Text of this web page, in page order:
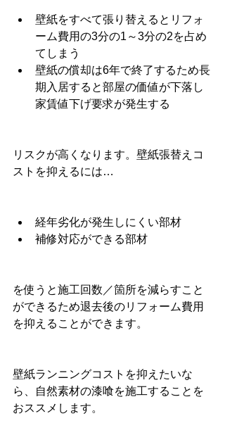
壁紙をすべて張り替えるとリフォ
ーム費用の3分の1～3分の2を占め
てしまう
壁紙の償却は6年で終了するため長
期入居すると部屋の価値が下落し
家賃値下げ要求が発生する
リスクが高くなります。壁紙張替えコ
ストを抑えるには…
経年劣化が発生しにくい部材
補修対応ができる部材
を使うと施工回数／箇所を減らすこと
ができるため退去後のリフォーム費用
を抑えることができます。
壁紙ランニングコストを抑えたいな
ら、自然素材の漆喰を施工することを
おススメします。